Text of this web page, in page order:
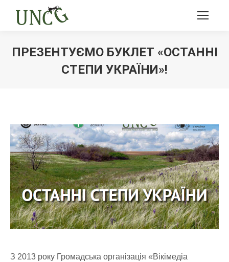
ПРЕЗЕНТУЄМО БУКЛЕТ «ОСТАННІ
СТЕПИ УКРАЇНИ»!
З 2013 року Громадська організація «Вікімедіа